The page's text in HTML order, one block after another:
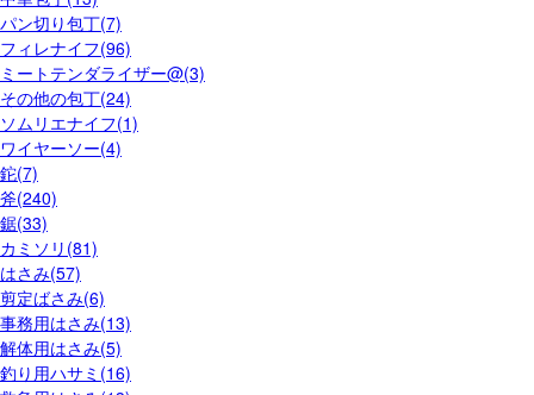
パン切り包丁(7)
フィレナイフ(96)
ミートテンダライザー@(3)
その他の包丁(24)
ソムリエナイフ(1)
ワイヤーソー(4)
鉈(7)
斧(240)
鋸(33)
カミソリ(81)
はさみ(57)
剪定ばさみ(6)
事務用はさみ(13)
解体用はさみ(5)
釣り用ハサミ(16)